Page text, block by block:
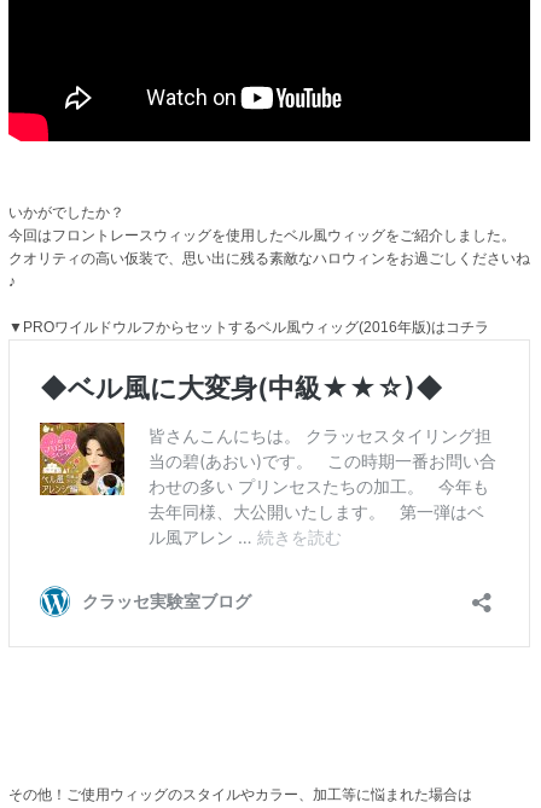
いかがでしたか？
今回はフロントレースウィッグを使用したベル風ウィッグをご紹介しました。
クオリティの高い仮装で、思い出に残る素敵なハロウィンをお過ごしくださいね
♪
▼PROワイルドウルフからセットするベル風ウィッグ(2016年版)はコチラ
その他！ご使用ウィッグのスタイルやカラー、加工等に悩まれた場合は